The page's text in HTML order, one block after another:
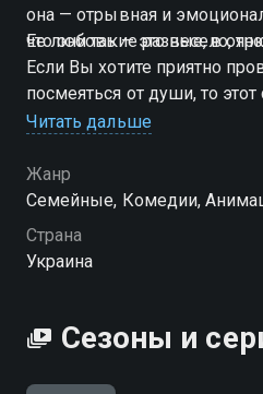
она — отрывная и
что они такие разные, в
Ее любовь — это весело,
Если Вы хотите приятно
посмеяться от души, то
можете совершенно
качестве на hophop.tv
Читать дальше
Жанр
Семейные, Комедии,
Страна
Украина
Сезоны и